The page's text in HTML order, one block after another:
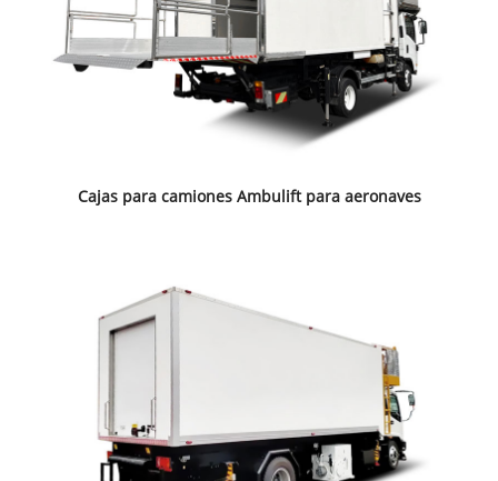
Cajas para camiones Ambulift para aeronaves